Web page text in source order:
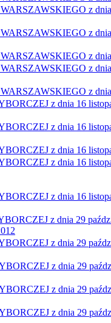
z dnia
z dnia
z dnia
z dnia
z dnia
z dnia 16
z dnia 16
z dnia 16
z dnia 16
z dnia 16
z dnia 29
z dnia 29
z dnia 29
z dnia 29
z dnia 29